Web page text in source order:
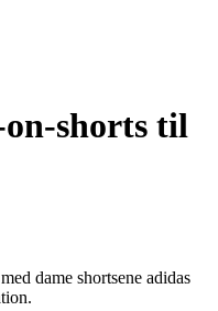
shorts til
dame shortsene adidas